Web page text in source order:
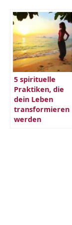
5 spirituelle
Praktiken, die
dein Leben
transformieren
werden